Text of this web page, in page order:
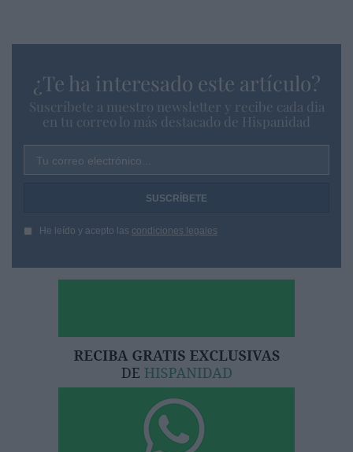
¿Te ha interesado este artículo?
Suscríbete a nuestro newsletter y recibe cada dia
en tu correo lo más destacado de Hispanidad
Tu correo electrónico...
He leído y acepto las condiciones legales